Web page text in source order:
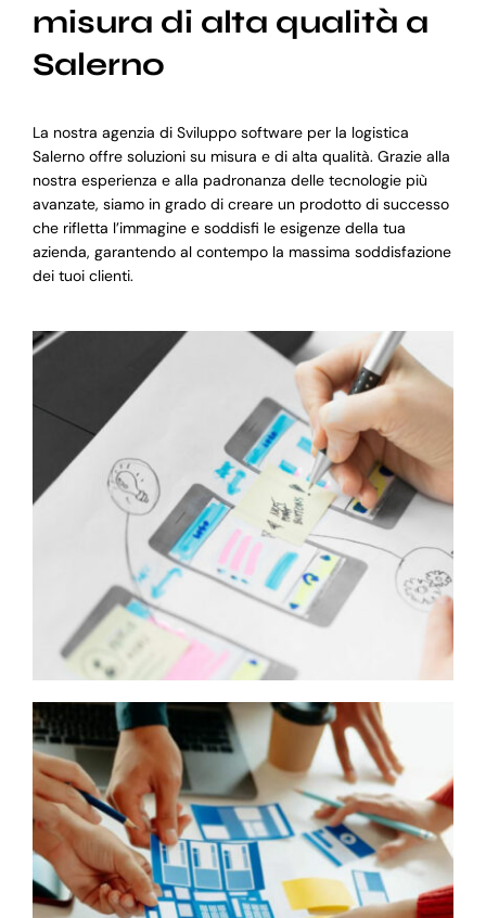
misura di alta qualità a
Salerno
La nostra agenzia di Sviluppo software per la logistica
Salerno offre soluzioni su misura e di alta qualità. Grazie alla
nostra esperienza e alla padronanza delle tecnologie più
avanzate, siamo in grado di creare un prodotto di successo
che rifletta l’immagine e soddisfi le esigenze della tua
azienda, garantendo al contempo la massima soddisfazione
dei tuoi clienti.